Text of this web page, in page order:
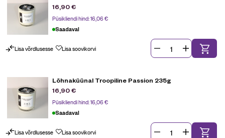
16,90€
Püsikliendi hind:16,06€
Saadaval
Lisa võrdlusesse Lisa soovikorvi
Lõhnaküünal Troopiline Passion 235g
16,90€
Püsikliendi hind:16,06€
Saadaval
Lisa võrdlusesse Lisa soovikorvi